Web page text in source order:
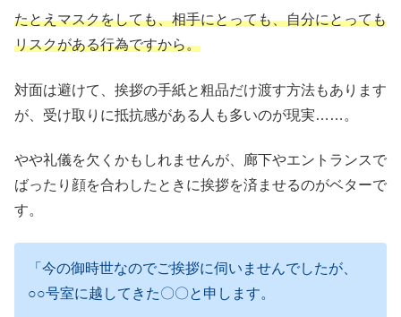
たとえマスクをしても、相手にとっても、自分にとっても
リスクがある行為ですから。
対面は避けて、挨拶の手紙と粗品だけ渡す方法もあります
が、受け取りに抵抗感がある人も多いのが現実……。
やや礼儀を欠くかもしれませんが、廊下やエントランスで
ばったり顔を合わしたときに挨拶を済ませるのがベターで
す。
「今の御時世なのでご挨拶に伺いませんでしたが、
○○号室に越してきた〇〇と申します。